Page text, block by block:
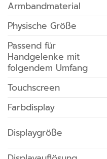
Armbandmaterial
Physische Größe
Passend für
Handgelenke mit
folgendem Umfang
Touchscreen
Farbdisplay
Displaygröße